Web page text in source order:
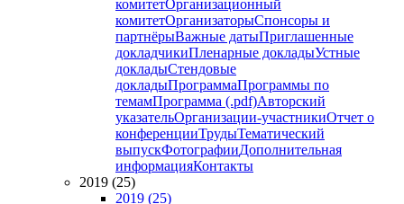
комитетОрганизационный
комитетОрганизаторыСпонсоры и
партнёрыВажные датыПриглашенные
докладчикиПленарные докладыУстные
докладыСтендовые
докладыПрограммаПрограммы по
темамПрограмма (.pdf)Авторский
указательОрганизации-участникиОтчет о
конференцииТрудыТематический
выпускФотографииДополнительная
информацияКонтакты
2019 (25)
2019 (25)